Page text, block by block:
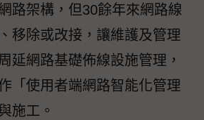
路架構，但30餘年來網路線
移除或改接，讓維護及管理
延網路基礎佈線設施管理，
「使用者端網路智能化管理
施工。